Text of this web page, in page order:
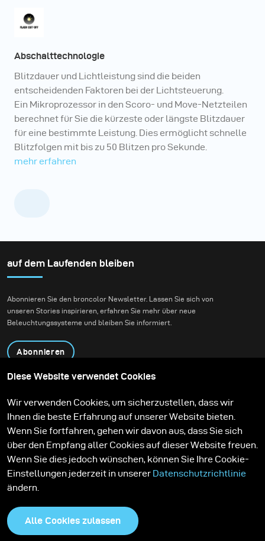
Abschalttechnologie
Blitzdauer und Lichtleistung sind die beiden
entscheidenden Faktoren bei der Lichtsteuerung.
Ein Mikroprozessor in den Scoro- und Move-Netzteilen
berechnet für Sie die kürzeste oder längste Blitzdauer
für eine bestimmte Leistung. Dies ermöglicht schnelle
Blitzfolgen mit bis zu 50 Blitzen pro Sekunde.
mehr erfahren
auf dem Laufenden bleiben
Abonnieren Sie den broncolor Newsletter. Lassen Sie sich von
unseren Stories inspirieren, erfahren Sie mehr über neue
Beleuchtungssysteme und bleiben Sie informiert.
Abonnieren
Kontakt
Technologien
Contribute to our blog
Lernen
Support
Karriere
Media Center
Diese Website verwendet Cookies
Wir verwenden Cookies, um sicherzustellen, dass wir
Ihnen die beste Erfahrung auf unserer Website bieten.
Wenn Sie fortfahren, gehen wir davon aus, dass Sie sich
über den Empfang aller Cookies auf dieser Website freuen.
Wenn Sie dies jedoch wünschen, können Sie Ihre Cookie-
Einstellungen jederzeit in unserer Datenschutzrichtlinie
ändern.
Alle Cookies zulassen